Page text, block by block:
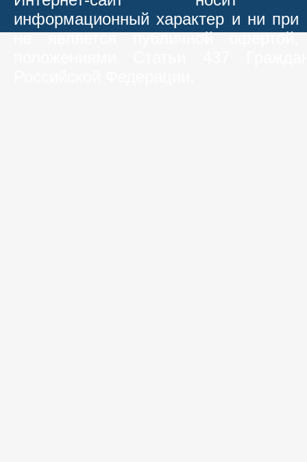
информационный характер и ни при
не является публичной офертой,